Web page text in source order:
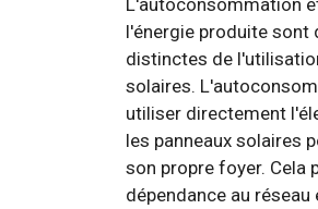
l'énergie produite sont
distinctes de
solaires.
utiliser directement
les panneaux solaires
son propre foyer. Cela
dépendance au